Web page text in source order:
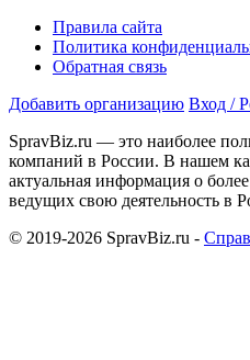
Правила сайта
Политика
Обратная связь
Добавить организацию Вход /
SpravBiz.ru — это наиболее
компаний в России. В нашем
актуальная информация о
ведущих свою деятельность в
© 2019-2026 SpravBiz.ru -